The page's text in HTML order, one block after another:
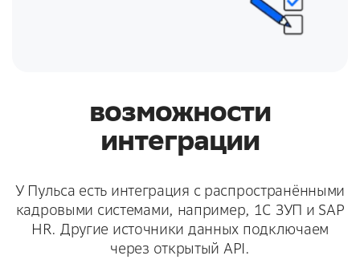
возможности
интеграции
У Пульса есть интеграция с распространёнными
кадровыми системами, например, 1С ЗУП и SAP
HR. Другие источники данных подключаем
через открытый API.